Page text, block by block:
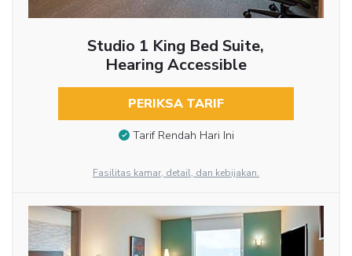
Studio 1 King Bed Suite,
Hearing Accessible
PERIKSA TARIF
Tarif Rendah Hari Ini
Fasilitas kamar, detail, dan kebijakan.